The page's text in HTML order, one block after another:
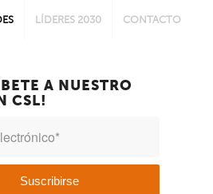
LÍDERES 2030 CONTACTO
A NUESTRO
CSL!